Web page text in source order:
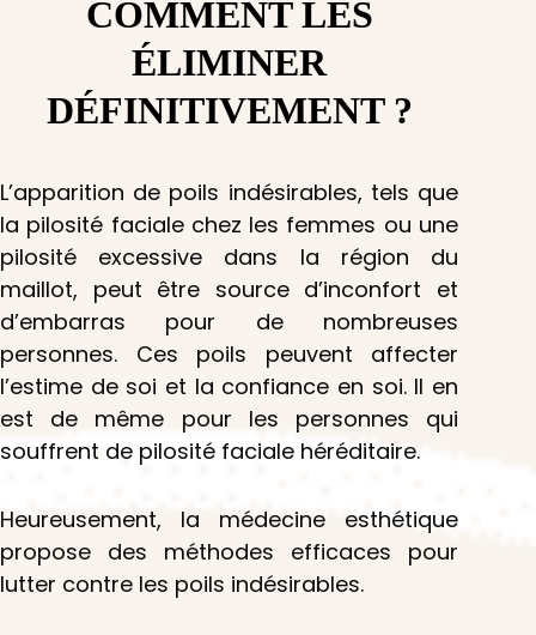
COMMENT LES
ÉLIMINER
DÉFINITIVEMENT ?
L’apparition de poils indésirables, tels que
la pilosité faciale chez les femmes ou une
pilosité excessive dans la région du
maillot, peut être source d’inconfort et
d’embarras pour de nombreuses
personnes. Ces poils peuvent affecter
l’estime de soi et la confiance en soi. Il en
est de même pour les personnes qui
souffrent de pilosité faciale héréditaire.
Heureusement, la médecine esthétique
propose des méthodes efficaces pour
lutter contre les poils indésirables.